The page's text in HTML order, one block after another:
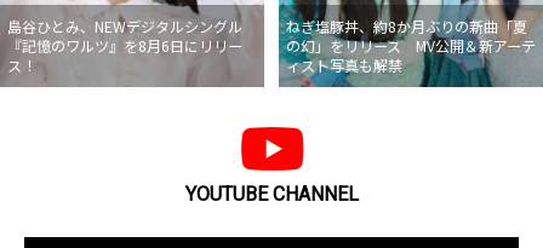
島谷ひとみ、NEWデジタルシングル
『記憶のワルツ』を8月6日にリリー
ス！
ねぎ塩豚丼、約8か月ぶりの新曲「夏
の幻」をリリース MV公開＆新アーテ
ィスト写真も解禁
YOUTUBE CHANNEL